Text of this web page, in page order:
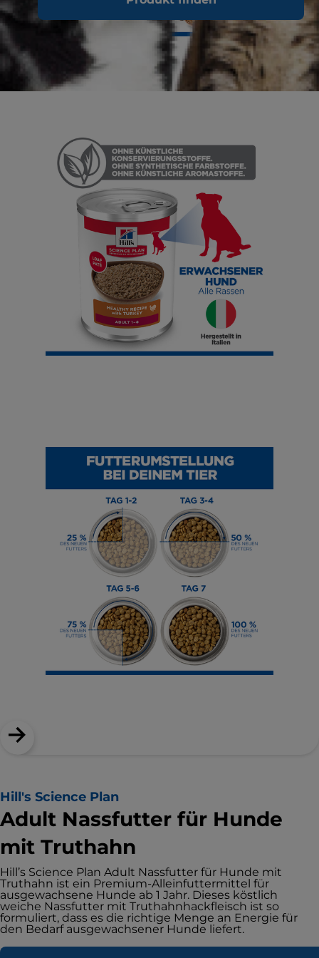
Hill's Science Plan
Adult Nassfutter für Hunde
mit Truthahn
Hill’s Science Plan Adult Nassfutter für Hunde mit
Truthahn ist ein Premium-Alleinfuttermittel für
ausgewachsene Hunde ab 1 Jahr. Dieses köstlich
weiche Nassfutter mit Truthahnhackfleisch ist so
formuliert, dass es die richtige Menge an Energie für
den Bedarf ausgewachsener Hunde liefert.